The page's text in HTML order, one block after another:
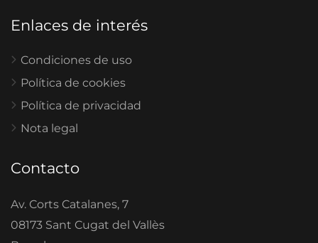
Enlaces de interés
Condiciones de uso
Política de cookies
Política de privacidad
Nota legal
Contacto
Av. Corts Catalanes, 7
08173 Sant Cugat del Vallès